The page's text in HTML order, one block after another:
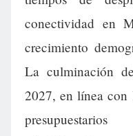
conectividad en
crecimiento
La culminación
2027, en línea con